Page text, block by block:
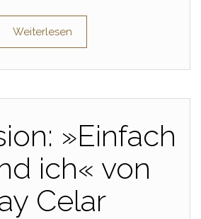
Weiterlesen
»Einfach
ich« von
Celar